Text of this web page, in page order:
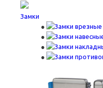
Замки